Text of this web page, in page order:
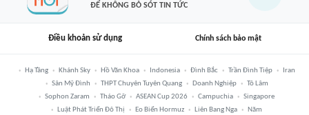
ĐỂ KHÔNG BỎ SÓT TIN TỨC
Điều khoản sử dụng Chính sách bảo mật
Hạ Tầng Khánh Sky Hồ Văn Khoa Indonesia Đình Bắc Trần Đình Tiệp
Iran
Sân Mỹ Đình
THPT Chuyên Tuyên Quang Doanh Nghiệp
Tô Lâm
Sophon Zaram
Tháo Gỡ ASEAN Cup 2026 Campuchia
Singapore
Luật Phát Triển Đô Thị
Eo Biển Hormuz Liên Bang Nga
Năm